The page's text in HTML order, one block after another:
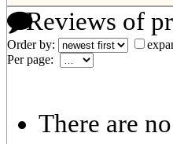
Reviews of
Order by:
Per page:
There are